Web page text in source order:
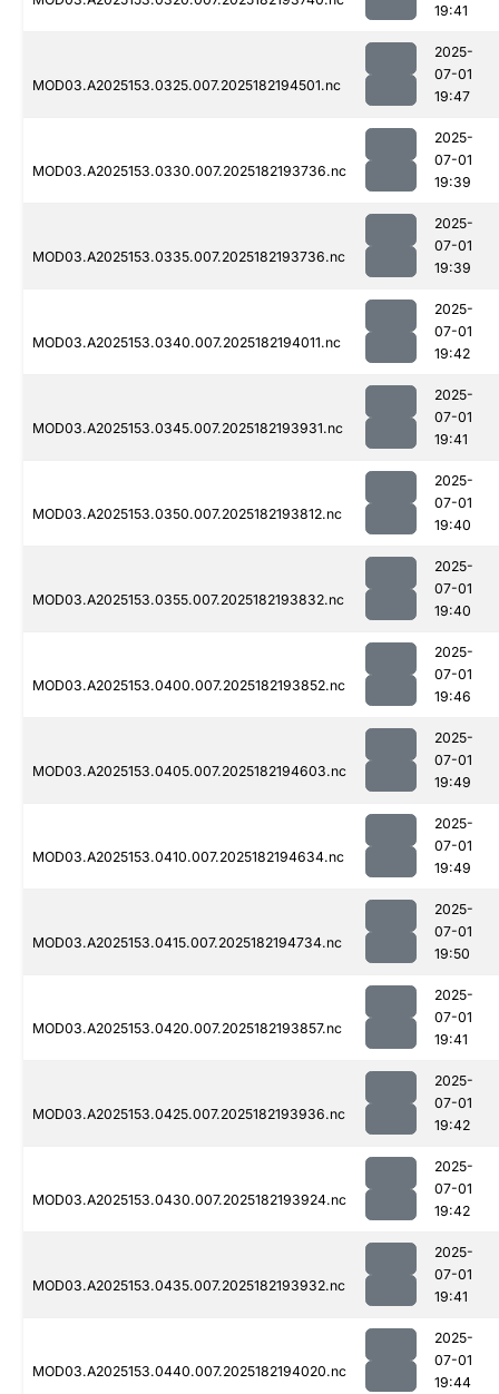
19:41
MOD03.A2025153.0325.007.2025182194501.nc
2025-
07-01
19:47
MOD03.A2025153.0330.007.2025182193736.nc
2025-
07-01
19:39
MOD03.A2025153.0335.007.2025182193736.nc
2025-
07-01
19:39
MOD03.A2025153.0340.007.2025182194011.nc
2025-
07-01
19:42
MOD03.A2025153.0345.007.2025182193931.nc
2025-
07-01
19:41
MOD03.A2025153.0350.007.2025182193812.nc
2025-
07-01
19:40
MOD03.A2025153.0355.007.2025182193832.nc
2025-
07-01
19:40
MOD03.A2025153.0400.007.2025182193852.nc
2025-
07-01
19:46
MOD03.A2025153.0405.007.2025182194603.nc
2025-
07-01
19:49
MOD03.A2025153.0410.007.2025182194634.nc
2025-
07-01
19:49
MOD03.A2025153.0415.007.2025182194734.nc
2025-
07-01
19:50
MOD03.A2025153.0420.007.2025182193857.nc
2025-
07-01
19:41
MOD03.A2025153.0425.007.2025182193936.nc
2025-
07-01
19:42
MOD03.A2025153.0430.007.2025182193924.nc
2025-
07-01
19:42
MOD03.A2025153.0435.007.2025182193932.nc
2025-
07-01
19:41
MOD03.A2025153.0440.007.2025182194020.nc
2025-
07-01
19:44